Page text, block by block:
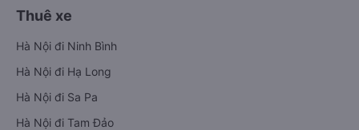
Thuê xe
Hà Nội đi Ninh Bình
Hà Nội đi Hạ Long
Hà Nội đi Sa Pa
Hà Nội đi Tam Đảo